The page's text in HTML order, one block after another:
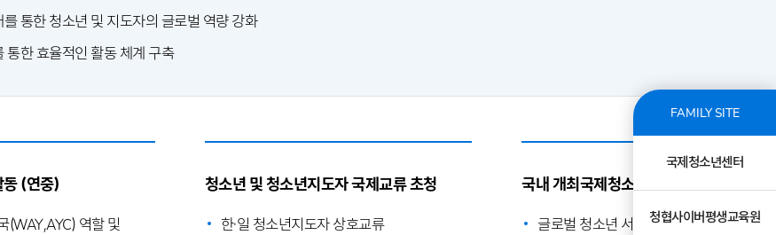
FAMILY SITE
국제청소년센터
청협사이버평생교육원
통한 청소년 및 지도자의 글로벌 역량 강화
통한 효율적인 활동 체계 구축
(연중)
(WAY,AYC) 역할 및
청소년 및 청소년지도자 국제교류 초청
한·일 청소년지도자 상호교류
국내 개최국제청소년행사
글로벌 청소년 서밋